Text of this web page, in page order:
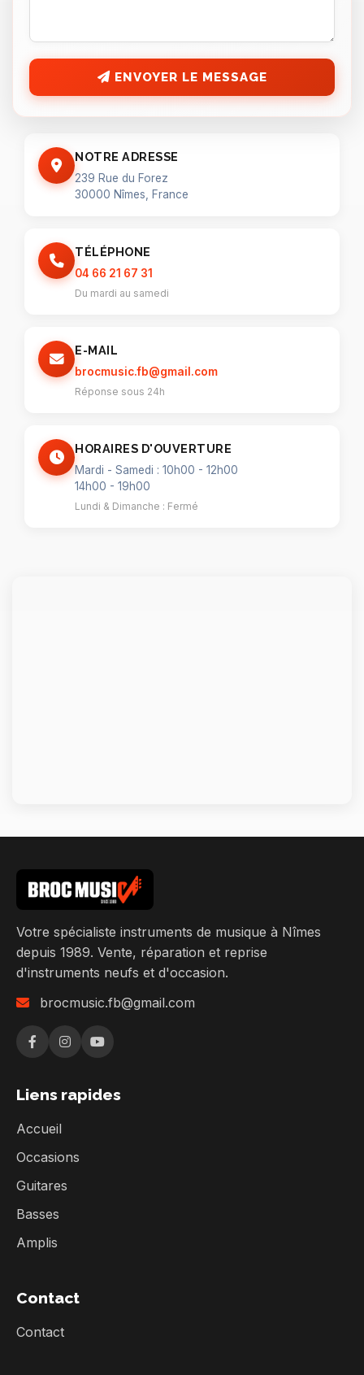
ENVOYER LE MESSAGE
NOTRE ADRESSE
239 Rue du Forez
30000 Nîmes, France
TÉLÉPHONE
04 66 21 67 31
Du mardi au samedi
E-MAIL
brocmusic.fb@gmail.com
Réponse sous 24h
HORAIRES D'OUVERTURE
Mardi - Samedi : 10h00 - 12h00
14h00 - 19h00
Lundi & Dimanche : Fermé
Votre spécialiste instruments de musique à Nîmes
depuis 1989. Vente, réparation et reprise
d'instruments neufs et d'occasion.
brocmusic.fb@gmail.com
Liens rapides
Accueil
Occasions
Guitares
Basses
Amplis
Contact
Contact